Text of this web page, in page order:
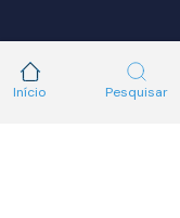
Início Pesquisar